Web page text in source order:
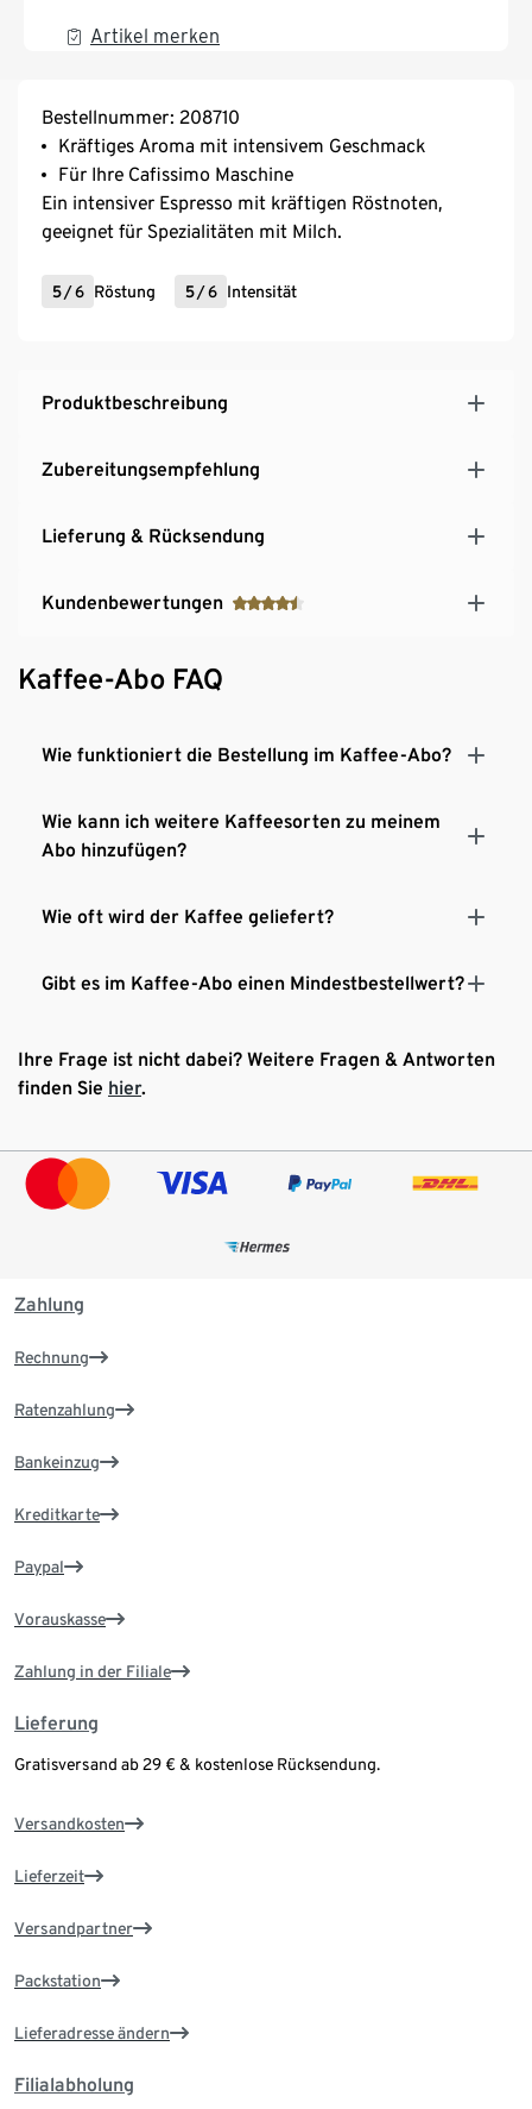
Artikel merken
Bestellnummer: 208710
Kräftiges Aroma mit intensivem Geschmack
Für Ihre Cafissimo Maschine
Ein intensiver Espresso mit kräftigen Röstnoten,
geeignet für Spezialitäten mit Milch.
5/6 Röstung 5/6 Intensität
Produktbeschreibung
Zubereitungsempfehlung
Lieferung & Rücksendung
Kundenbewertungen
Kaffee-Abo FAQ
Wie funktioniert die Bestellung im Kaffee-Abo?
Wie kann ich weitere Kaffeesorten zu meinem
Abo hinzufügen?
Wie oft wird der Kaffee geliefert?
Gibt es im Kaffee-Abo einen Mindestbestellwert?
Ihre Frage ist nicht dabei? Weitere Fragen & Antworten
finden Sie hier.
Zahlung
Rechnung
Ratenzahlung
Bankeinzug
Kreditkarte
Paypal
Vorauskasse
Zahlung in der Filiale
Lieferung
Gratisversand ab 29 € & kostenlose Rücksendung.
Versandkosten
Lieferzeit
Versandpartner
Packstation
Lieferadresse ändern
Filialabholung